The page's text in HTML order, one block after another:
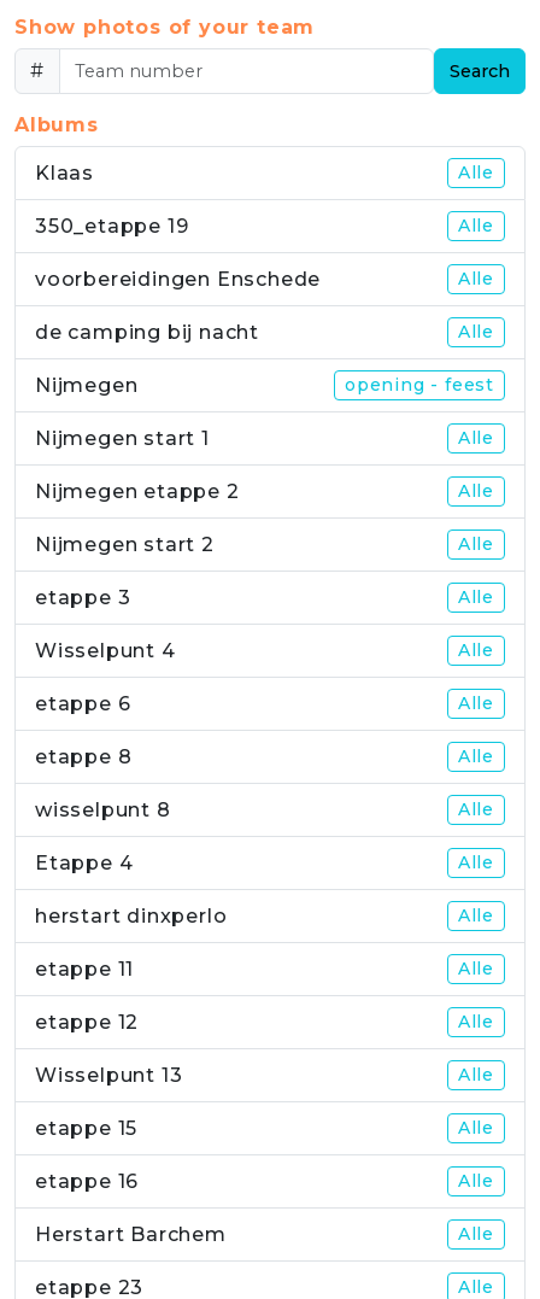
Show photos of your team
#
Search
Albums
Klaas Alle
350_etappe 19 Alle
voorbereidingen Enschede Alle
de camping bij nacht Alle
Nijmegen opening - feest
Nijmegen start 1 Alle
Nijmegen etappe 2 Alle
Nijmegen start 2 Alle
etappe 3 Alle
Wisselpunt 4 Alle
etappe 6 Alle
etappe 8 Alle
wisselpunt 8 Alle
Etappe 4 Alle
herstart dinxperlo Alle
etappe 11 Alle
etappe 12 Alle
Wisselpunt 13 Alle
etappe 15 Alle
etappe 16 Alle
Herstart Barchem Alle
etappe 23 Alle